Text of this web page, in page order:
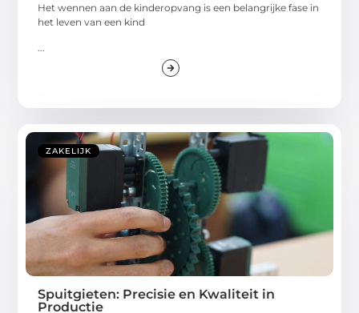
Het wennen aan de kinderopvang is een belangrijke fase in
het leven van een kind
...
ZAKELIJK
Spuitgieten: Precisie en Kwaliteit in
Productie